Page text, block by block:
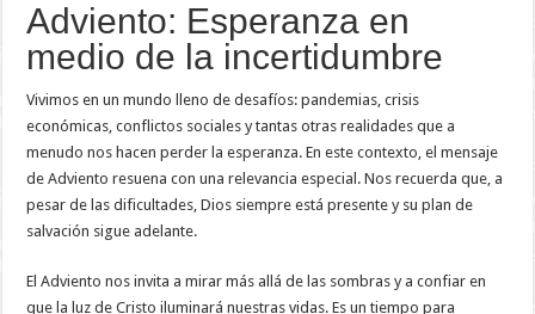
Adviento: Esperanza en
medio de la incertidumbre
Vivimos en un mundo lleno de desafíos: pandemias, crisis
económicas, conflictos sociales y tantas otras realidades que a
menudo nos hacen perder la esperanza. En este contexto, el mensaje
de Adviento resuena con una relevancia especial. Nos recuerda que, a
pesar de las dificultades, Dios siempre está presente y su plan de
salvación sigue adelante.
El Adviento nos invita a mirar más allá de las sombras y a confiar en
que la luz de Cristo iluminará nuestras vidas. Es un tiempo para